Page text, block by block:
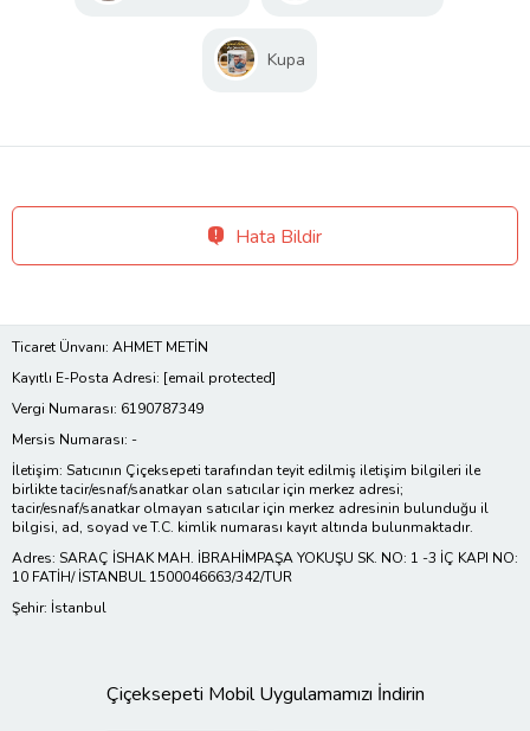
Kupa
Hata Bildir
Ticaret Ünvanı: AHMET METİN
Kayıtlı E-Posta Adresi: [email protected]
Vergi Numarası: 6190787349
Mersis Numarası: -
İletişim: Satıcının Çiçeksepeti tarafından teyit edilmiş iletişim bilgileri ile
birlikte tacir/esnaf/sanatkar olan satıcılar için merkez adresi;
tacir/esnaf/sanatkar olmayan satıcılar için merkez adresinin bulunduğu il
bilgisi, ad, soyad ve T.C. kimlik numarası kayıt altında bulunmaktadır.
Adres: SARAÇ İSHAK MAH. İBRAHİMPAŞA YOKUŞU SK. NO: 1 -3 İÇ KAPI NO:
10 FATİH/ İSTANBUL 1500046663/342/TUR
Şehir: İstanbul
Çiçeksepeti Mobil Uygulamamızı İndirin